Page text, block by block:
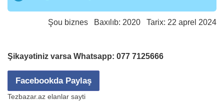
Şou biznes Baxılıb: 2020 Tarix: 22 aprel 2024
Şikayətiniz varsa Whatsapp: 077 7125666
Facebookda Paylaş
Tezbazar.az elanlar sayti